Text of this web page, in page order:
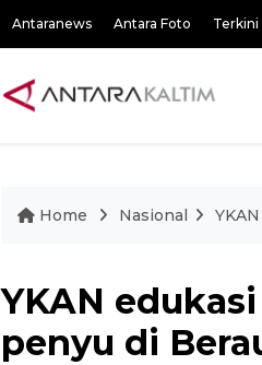
Antaranews Antara Foto Terkini
Home Nasional
YKAN
penyu di